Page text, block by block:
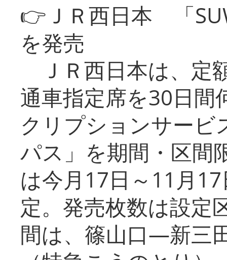
👉ＪＲ西日本 「
を発売
ＪＲ西日本は、定
通車指定席を30日間
クリプションサービ
パス」を期間・区間
は今月17日～11月
定。発売枚数は設定
間は、篠山口―新三